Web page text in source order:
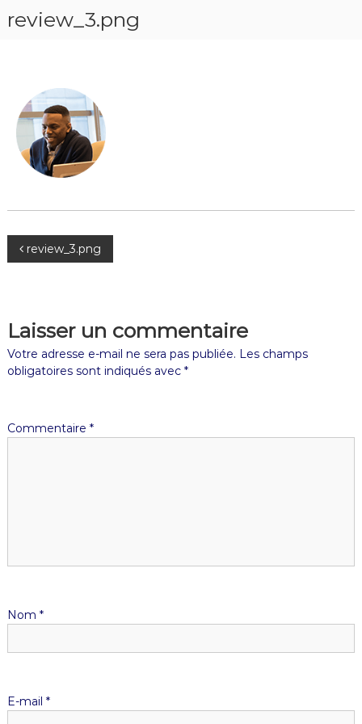
review_3.png
review_3.png
Laisser un commentaire
Votre adresse e-mail ne sera pas publiée. Les champs
obligatoires sont indiqués avec *
Commentaire *
Nom *
E-mail *